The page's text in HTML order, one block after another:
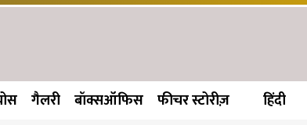
गैलरी बॉक्सऑफिस फीचर स्टोरीज़ हिंदी